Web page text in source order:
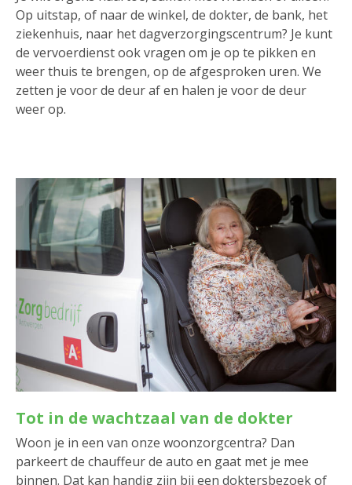
Op uitstap, of naar de winkel, de dokter, de bank, het
ziekenhuis, naar het dagverzorgingscentrum? Je kunt
de vervoerdienst ook vragen om je op te pikken en
weer thuis te brengen, op de afgesproken uren. We
zetten je voor de deur af en halen je voor de deur
weer op.
Tot in de wachtzaal van de dokter
Woon je in een van onze woonzorgcentra? Dan
parkeert de chauffeur de auto en gaat met je mee
binnen. Dat kan handig zijn bij een doktersbezoek of